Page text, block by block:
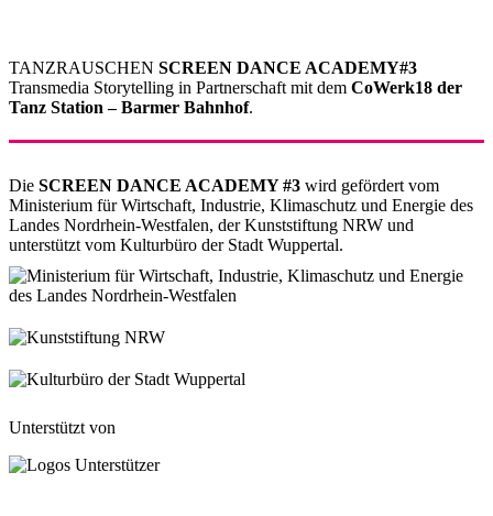
TANZRAUSCHEN SCREEN DANCE ACADEMY#3
Transmedia Storytelling in Partnerschaft mit dem CoWerk18 der
Tanz Station – Barmer Bahnhof.
Die SCREEN DANCE ACADEMY #3 wird gefördert vom
Ministerium für Wirtschaft, Industrie, Klimaschutz und Energie des
Landes Nordrhein-Westfalen, der Kunststiftung NRW und
unterstützt vom Kulturbüro der Stadt Wuppertal.
Unterstützt von